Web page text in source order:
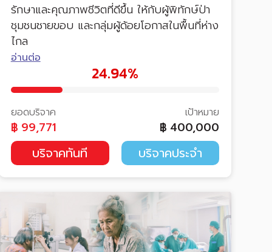
รักษาและคุณภาพชีวิตที่ดีขึ้น ให้กับผู้พิทักษ์ป่า
ชุมชนชายขอบ และกลุ่มผู้ด้อยโอกาสในพื้นที่ห่าง
ไกล
อ่านต่อ
24.94%
ยอดบริจาค
฿ 99,771
เป้าหมาย
฿ 400,000
บริจาคทันที บริจาคประจำ